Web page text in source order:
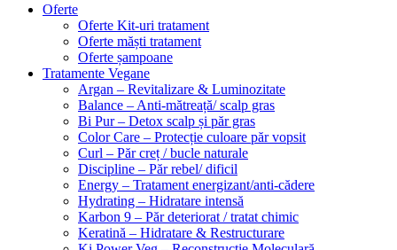
Oferte
Oferte Kit-uri tratament
Oferte măști tratament
Oferte șampoane
Tratamente Vegane
Argan – Revitalizare & Luminozitate
Balance – Anti-mătreață/ scalp gras
Bi Pur – Detox scalp și păr gras
Color Care – Protecție culoare păr vopsit
Curl – Păr creț / bucle naturale
Discipline – Păr rebel/ dificil
Energy – Tratament energizant/anti-cădere
Hydrating – Hidratare intensă
Karbon 9 – Păr deteriorat / tratat chimic
Keratină – Hidratare & Restructurare